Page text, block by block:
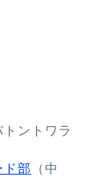
ントワラ
ド部
（中